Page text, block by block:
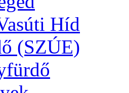
Híd
(SZÚE)